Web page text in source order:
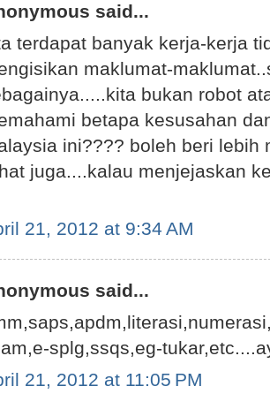
said...
terdapat banyak kerja-kerja
maklumat-
bukan robot
betapa kesusahan
ini???? boleh beri lebih
juga....kalau menjejaskan
21, 2012 at 9:34 AM
said...
splg,ssqs,eg-
21, 2012 at 11:05 PM